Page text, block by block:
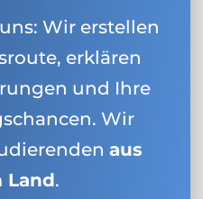
Wir erstellen
erklären
und Ihre
Wir
aus
Land.